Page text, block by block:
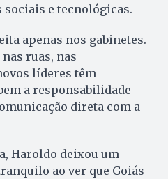
sociais e tecnológicas.
apenas nos gabinetes.
ruas, nas
líderes têm
a responsabilidade
direta com a
Haroldo deixou um
ao ver que Goiás